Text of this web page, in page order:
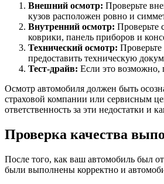
Внешний осмотр: Проверьте
кузов расположен ровно и
Внутренний осмотр: Проверьте
коврики, панель приборов и
Технический осмотр:
предоставить техническую
Тест-драйв: Если это возможно,
Осмотр автомобиля должен быть
страховой компании или сервисным
ответственность за эти недостатки
Проверка качества
После того, как ваш автомобиль был
были выполнены корректно и